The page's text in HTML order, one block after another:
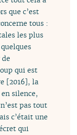
que c’est
tous :
les plus
qui est
[2016], la
silence,
pas tout
c’était une
qui